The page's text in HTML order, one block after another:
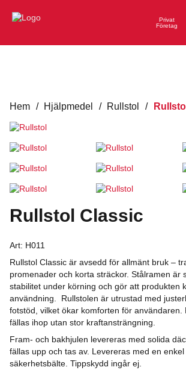
Privat
Företag
Hem / Hjälpmedel / Rullstol /
Rullstol Classic
Art: H011
Rullstol Classic är avsedd för allmänt bruk –
promenader och korta sträckor. Stålramen är
stabilitet under körning och gör att produkten
användning. Rullstolen är utrustad med
fotstöd, vilket ökar komforten för användaren.
fällas ihop utan stor kraftansträngning.
Fram- och bakhjulen levereras med solida
fällas upp och tas av. Levereras med en
säkerhetsbälte. Tippskydd ingår ej.